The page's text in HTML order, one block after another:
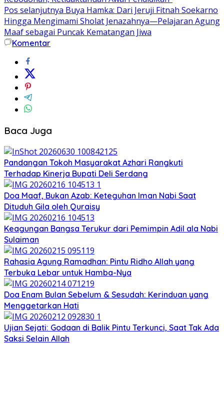
Pos selanjutnya Buya Hamka: Dari Jeruji Fitnah Soekarno
Hingga Mengimami Sholat Jenazahnya—Pelajaran Agung
Maaf sebagai Puncak Kematangan Jiwa
Komentar
Baca Juga
Pandangan Tokoh Masyarakat Azhari Rangkuti
Terhadap Kinerja Bupati Deli Serdang
Doa Maaf, Bukan Azab: Keteguhan Iman Nabi Saat
Dituduh Gila oleh Quraisy
Keagungan Bangsa Terukur dari Pemimpin Adil ala Nabi
Sulaiman
Rahasia Agung Ramadhan: Pintu Ridho Allah yang
Terbuka Lebar untuk Hamba-Nya
Doa Enam Bulan Sebelum & Sesudah: Kerinduan yang
Menggetarkan Hati
Ujian Sejati: Godaan di Balik Pintu Terkunci, Saat Tak Ada
Saksi Selain Allah